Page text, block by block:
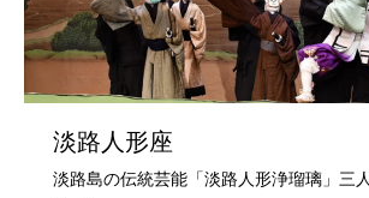
淡路人形座